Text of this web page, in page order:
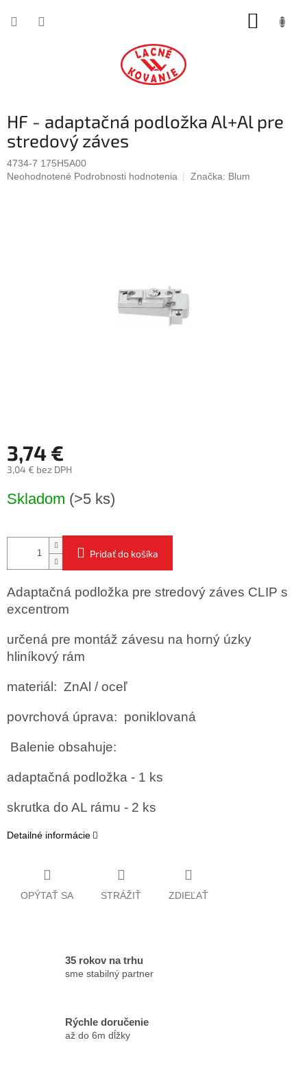
HF - adaptačná podložka Al+Al pre
stredový záves
4734-7 175H5A00
Priemerné
Neohodnotené Podrobnosti hodnotenia Značka: Blum
3,74 €
3,04 € bez DPH
cena:
Skladom (>5 ks)
Pridať do košíka
Adaptačná podložka pre stredový záves CLIP s
excentrom
určená pre montáž závesu na horný úzky
hliníkový rám
materiál: ZnAl / oceľ
povrchová úprava: poniklovaná
Balenie obsahuje:
adaptačná podložka - 1 ks
skrutka do AL rámu - 2 ks
Detailné informácie
OPÝTAŤ SA STRÁŽIŤ ZDIEĽAŤ
35 rokov na trhu
sme stabilný partner
Rýchle doručenie
až do 6m dĺžky